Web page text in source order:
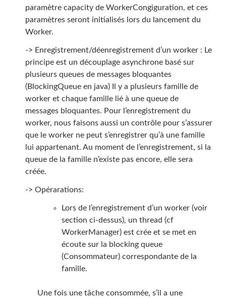
paramètre capacity de WorkerCongiguration, et ces
paramètres seront initialisés lors du lancement du
Worker.
-> Enregistrement/déenregistrement d’un worker : Le
principe est un découplage asynchrone basé sur
plusieurs queues de messages bloquantes
(BlockingQueue en java) Il y a plusieurs famille de
worker et chaque famille lié à une queue de
messages bloquantes. Pour l’enregistrement du
worker, nous faisons aussi un contrôle pour s’assurer
que le worker ne peut s’enregistrer qu’à une famille
lui appartenant. Au moment de l’enregistrement, si la
queue de la famille n’existe pas encore, elle sera
créée.
-> Opérarations:
Lors de l’enregistrement d’un worker (voir
section ci-dessus), un thread (cf
WorkerManager) est crée et se met en
écoute sur la blocking queue
(Consommateur) correspondante de la
famille.
Une fois une tâche consommée, s’il a une